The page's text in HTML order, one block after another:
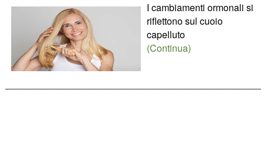
I cambiamenti ormonali si
riflettono sul cuoio
capelluto
(Continua)